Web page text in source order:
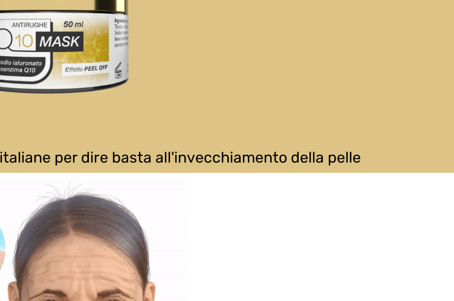
per dire basta all'invecchiamento della pelle